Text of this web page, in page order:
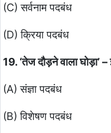
(C) सर्वनाम पदबंध
(D) क्रिया पदबंध
19. ‘तेज दौड़ने वाला
(A) संज्ञा पदबंध
(B) विशेषण पदबंध